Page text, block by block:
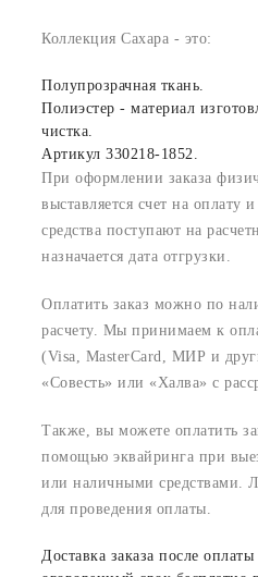
Коллекция Сахара - это:
Полупрозрачная ткань.
Полиэстер - материал
чистка.
Артикул 330218-1852.
При оформлении заказа
выставляется счет на оплату
средства поступают на
назначается дата отгрузки.
Оплатить заказ можно по
расчету. Мы принимаем к
(Visa, MasterCard, МИР и
«Совесть» или «Халва» с
Также, вы можете оплатить
помощью эквайринга при
или наличными средствами.
для проведения оплаты.
Доставка заказа после